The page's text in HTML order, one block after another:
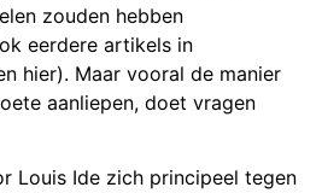
zouden hebben
eerdere artikels in
hier). Maar vooral de manier
aanliepen, doet vragen
Louis Ide zich principeel tegen